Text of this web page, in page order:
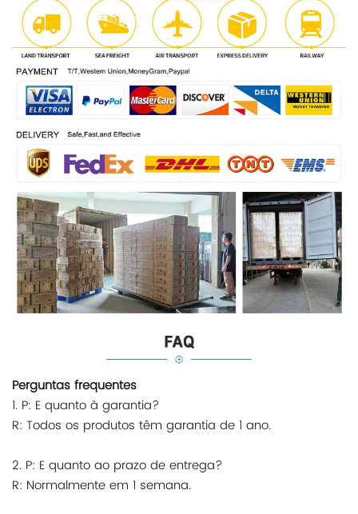
Perguntas frequentes
1. P: E quanto à garantia?
R: Todos os produtos têm garantia de 1 ano.
2. P: E quanto ao prazo de entrega?
R: Normalmente em 1 semana.